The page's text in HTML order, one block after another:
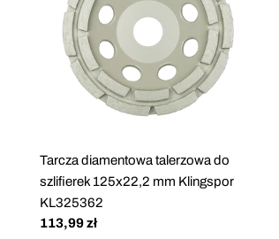
Tarcza diamentowa talerzowa do
szlifierek 125x22,2 mm Klingspor
KL325362
Cena
113,99 zł